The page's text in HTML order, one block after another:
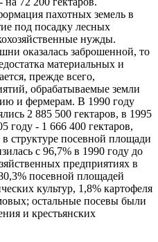
пахотных земель в
под посадку лесных
нужды.
оказалась заброшенной, то
материальных и
прежде всего,
обрабатываемые земли
и фермерам. В 1990 году
2 885 500 гектаров, в 1995
году - 1 666 400 гектаров,
структуре посевной площади
с 96,7% в 1990 году до
предприятиях в
посевной площадей
культур, 1,8% картофеля
остальные посевы были
и крестьянских